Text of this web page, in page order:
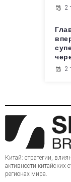
2
2
Китай: стратегии,
активности китайских
регионах мира.